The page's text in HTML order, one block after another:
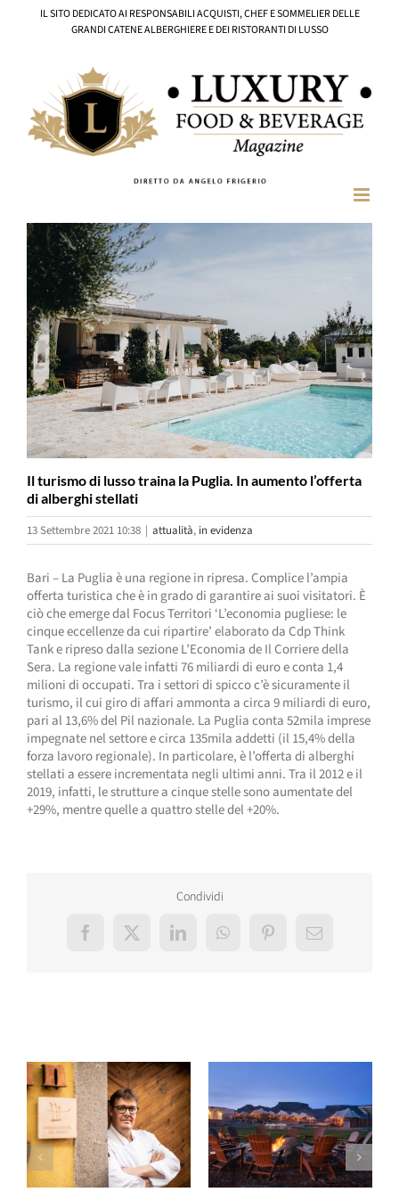
IL SITO DEDICATO AI RESPONSABILI ACQUISTI, CHEF E SOMMELIER DELLE
GRANDI CATENE ALBERGHIERE E DEI RISTORANTI DI LUSSO
Ingrandisci
immagine
Il turismo di lusso traina la Puglia. In aumento l’offerta
di alberghi stellati
13 Settembre 2021 10:38 | attualità, in evidenza
Bari – La Puglia è una regione in ripresa. Complice l’ampia
offerta turistica che è in grado di garantire ai suoi visitatori. È
ciò che emerge dal Focus Territori ‘L’economia pugliese: le
cinque eccellenze da cui ripartire’ elaborato da Cdp Think
Tank e ripreso dalla sezione L’Economia de Il Corriere della
Sera. La regione vale infatti 76 miliardi di euro e conta 1,4
milioni di occupati. Tra i settori di spicco c’è sicuramente il
turismo, il cui giro di affari ammonta a circa 9 miliardi di euro,
pari al 13,6% del Pil nazionale. La Puglia conta 52mila imprese
impegnate nel settore e circa 135mila addetti (il 15,4% della
forza lavoro regionale). In particolare, è l’offerta di alberghi
stellati a essere incrementata negli ultimi anni. Tra il 2012 e il
2019, infatti, le strutture a cinque stelle sono aumentate del
+29%, mentre quelle a quattro stelle del +20%.
Condividi
Facebook
X LinkedInWhatsAppPinterestEmail